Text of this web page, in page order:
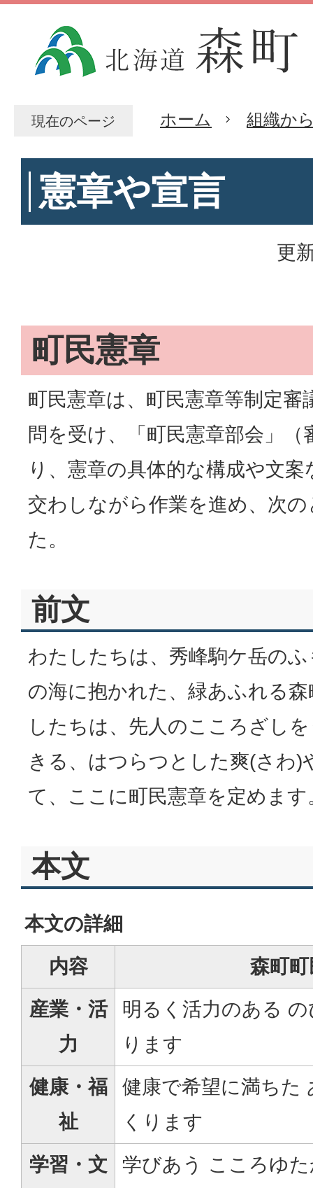
現在のページ ホーム 組織か
憲章や宣言
更
町民憲章
町民憲章は、町民憲章等制定審
問を受け、「町民憲章部会」（
り、憲章の具体的な構成や文
交わしながら作業を進め、次
た。
前文
わたしたちは、秀峰駒ケ岳の
の海に抱かれた、緑あふれる
したちは、先人のこころざし
きる、はつらつとした爽(さわ)
て、ここに町民憲章を定めます
本文
本文の詳細
内容
森町
産業・活
力
明るく活力のある
ります
健康・福
祉
健康で希望に満ちた
くります
学習・文
学びあう こころゆ